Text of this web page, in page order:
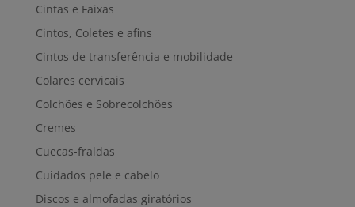
Cintas e Faixas
Cintos, Coletes e afins
Cintos de transferência e mobilidade
Colares cervicais
Colchões e Sobrecolchões
Cremes
Cuecas-fraldas
Cuidados pele e cabelo
Discos e almofadas giratórios